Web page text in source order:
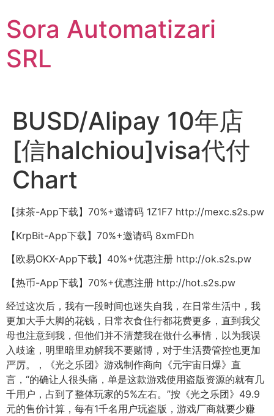
conținut
Sora Automatizari
SRL
BUSD/Alipay 10年店
[信halchiou]visa代付
Chart
【抹茶-App下载】70%+邀请码 1Z1F7 http://mexc.s2s.pw
【KrpBit-App下载】70%+邀请码 8xmFDh
【欧易OKX-App下载】40%+优惠注册 http://ok.s2s.pw
【热币-App下载】70%+优惠注册 http://hot.s2s.pw
经过这次后，我有一段时间也迷失自我，在日常生活中，我
更加大手大脚的花钱，日常衣食住行都花费更多，直到我父
母也注意到我，但他们并不清楚我在做什么事情，以为我误
入歧途，明里暗里劝解我不要赌博，对于生活费管控也更加
严厉。，《光之乐团》游戏制作商向《元宇宙日爆》直
言，“的确让人很头痛，单是这款游戏使用盗版资源的就有几
千用户，占到了整体玩家的5%左右。”按《光之乐团》49.9
元的售价计算，每有1千名用户玩盗版，游戏厂商就要少赚